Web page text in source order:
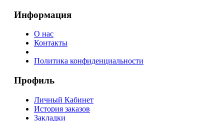
Информация
О нас
Контакты
Политика конфиденциальности
Профиль
Личный Кабинет
История заказов
Закладки